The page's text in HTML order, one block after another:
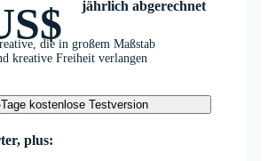
jährlich abgerechnet
die in großem Maßstab
kreative Freiheit verlangen
kostenlose Testversion
plus: